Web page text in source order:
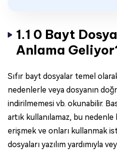
1.1 0 Bayt
Anlama
Sıfır bayt dosyalar temel
nedenlerle veya dosyanın
indirilmemesi vb. okunabilir.
artık kullanılamaz, bu
erişmek ve onları kullanmak
dosyaları yazılım yardımıyla